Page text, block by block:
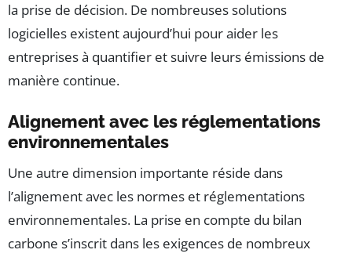
la prise de décision. De nombreuses solutions
logicielles existent aujourd’hui pour aider les
entreprises à quantifier et suivre leurs émissions de
manière continue.
Alignement avec les réglementations
environnementales
Une autre dimension importante réside dans
l’alignement avec les normes et réglementations
environnementales. La prise en compte du bilan
carbone s’inscrit dans les exigences de nombreux